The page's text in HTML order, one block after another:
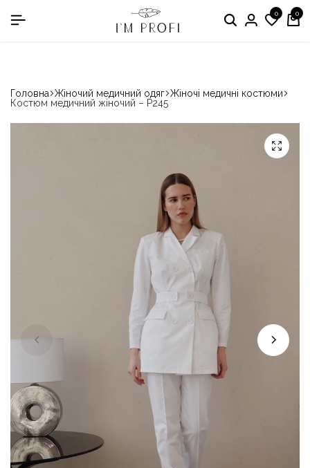
в номінації «Кращій виробник медичного одягу» 0 0
Головна Жіночий медичний одяг Жіночі медичні костюми
Костюм медичний жіночий – P245